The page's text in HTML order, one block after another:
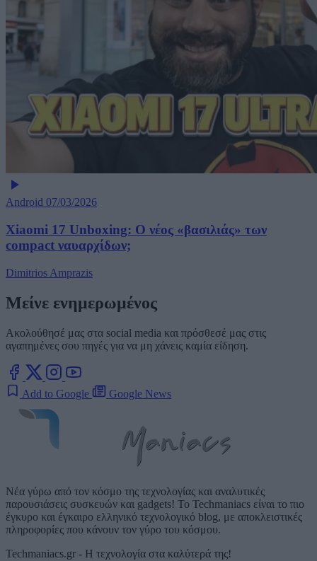
Android 07/03/2026
Xiaomi 17 Unboxing: Ο νέος «βασιλιάς» των
compact ναυαρχίδων;
Dimitrios Amprazis
Μείνε ενημερωμένος
Ακολούθησέ μας στα social media και πρόσθεσέ μας στις
αγαπημένες σου πηγές για να μη χάνεις καμία είδηση.
Add to Google Google News
Νέα γύρω από τον κόσμο της τεχνολογίας και αναλυτικές
παρουσιάσεις συσκευών και gadgets! Το Techmaniacs είναι το πιο
έγκυρο και έγκαιρο ελληνικό τεχνολογικό blog, με αποκλειστικές
πληροφορίες που κάνουν τον γύρο του κόσμου.
Techmaniacs.gr - Η τεχνολογία στα καλύτερά της!